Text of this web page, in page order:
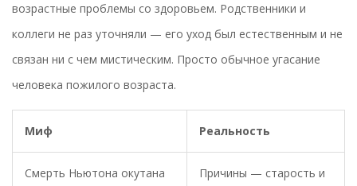
возрастные проблемы со здоровьем. Родственники и
коллеги не раз уточняли — его уход был естественным и не
связан ни с чем мистическим. Просто обычное угасание
человека пожилого возраста.
Миф Реальность
Смерть Ньютона окутана
Причины — старость и